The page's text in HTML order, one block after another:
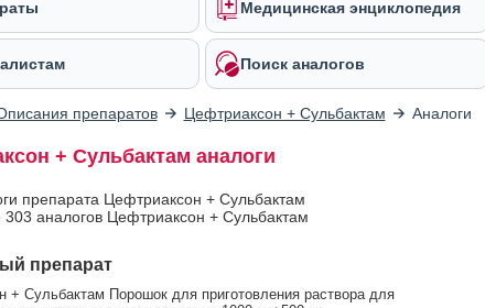
Медицинская энциклопедия
Поиск аналогов
препаратов Цефтриаксон + Сульбактам Аналоги
+ Сульбактам аналоги
препарата Цефтриаксон + Сульбактам
303 аналогов Цефтриаксон + Сульбактам
препарат
+ Сульбактам Порошок для приготовления раствора для